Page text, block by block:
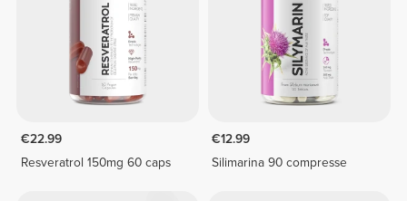
€22.99
Resveratrol 150mg 60 caps
€12.99
Silimarina 90 compresse